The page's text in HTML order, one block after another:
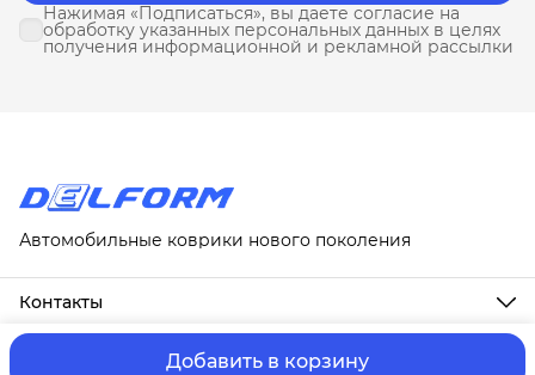
Добавить в корзину
Нажимая «Подписаться», вы даете согласие на
обработку указанных персональных данных в целях
получения информационной и рекламной рассылки
Автомобильные коврики нового поколения
Контакты
Адрес
г. Москва, ул. Новослободская, д. 20, 1А
ⓒ ИП Третьякова Т.А.Оплата и Доставка